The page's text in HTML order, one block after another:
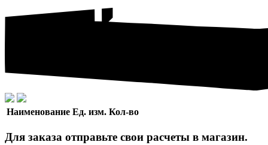
Наименование Ед. изм. Кол-во
Для заказа отправьте свои расчеты в магазин.